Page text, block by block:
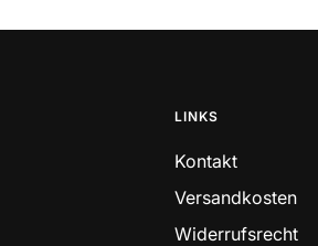
LINKS
Kontakt
Versandkosten
Widerrufsrecht